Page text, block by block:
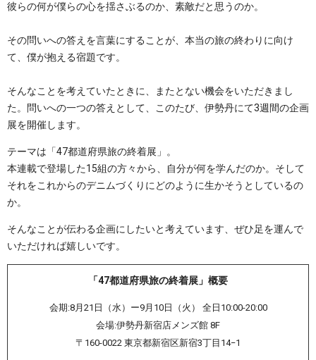
彼らの何が僕らの心を揺さぶるのか、素敵だと思うのか。
その問いへの答えを言葉にすることが、本当の旅の終わりに向け
て、僕が抱える宿題です。
そんなことを考えていたときに、またとない機会をいただきまし
た。問いへの一つの答えとして、このたび、伊勢丹にて3週間の企画
展を開催します。
テーマは「47都道府県旅の終着展」。
本連載で登場した15組の方々から、自分が何を学んだのか。そして
それをこれからのデニムづくりにどのように生かそうとしているの
か。
そんなことが伝わる企画にしたいと考えています、ぜひ足を運んで
いただければ嬉しいです。
「47都道府県旅の終着展」概要
会期:8月21日（水）ー9月10日（火） 全日10:00-20:00
会場:伊勢丹新宿店メンズ館 8F
〒160-0022 東京都新宿区新宿3丁目14−1